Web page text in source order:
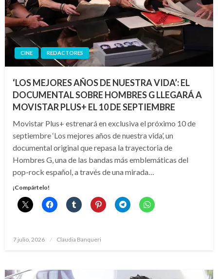
CINE REDACTORES
‘LOS MEJORES AÑOS DE NUESTRA VIDA’: EL
DOCUMENTAL SOBRE HOMBRES G LLEGARÁ A
MOVISTAR PLUS+ EL 10 DE SEPTIEMBRE
Movistar Plus+ estrenará en exclusiva el próximo 10 de
septiembre ‘Los mejores años de nuestra vida’, un
documental original que repasa la trayectoria de
Hombres G, una de las bandas más emblemáticas del
pop-rock español, a través de una mirada…
¡Compártelo!
Publicado
7 julio, 2026 Claudia Banqueri